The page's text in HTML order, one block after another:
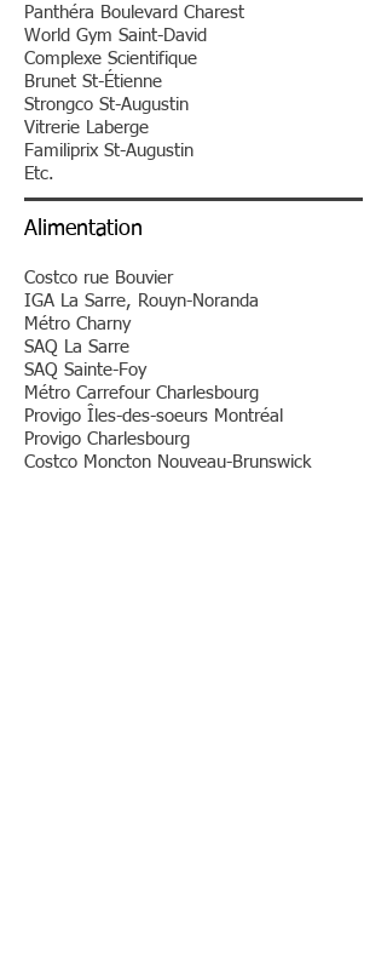
Panthéra Boulevard Charest
World Gym Saint-David
Complexe Scientifique
Brunet St-Étienne
Strongco St-Augustin
Vitrerie Laberge
Familiprix St-Augustin
Etc.
Alimentation​
Costco rue Bouvier
IGA La Sarre, Rouyn-Noranda
Métro Charny
SAQ La Sarre
SAQ Sainte-Foy
Métro Carrefour Charlesbourg​
Provigo Îles-des-soeurs Montréal
Provigo Charlesbourg
Costco Moncton Nouveau-Brunswick